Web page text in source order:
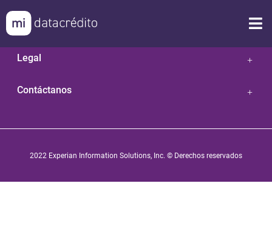
Nuestras Soluciones
Legal
Contáctanos
2022 Experian Information Solutions, Inc. © Derechos reservados